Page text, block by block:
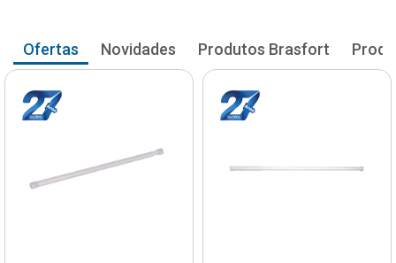
Ofertas Novidades Produtos Brasfort